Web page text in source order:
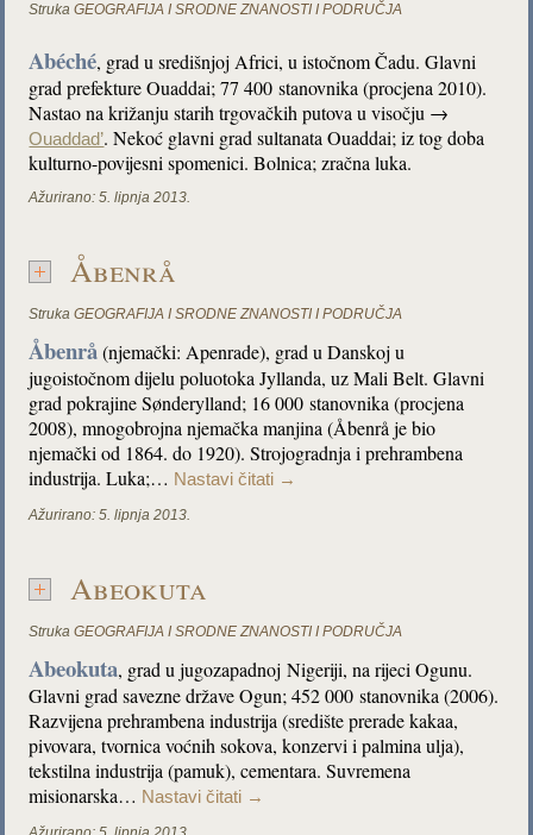
Struka GEOGRAFIJA I SRODNE ZNANOSTI I PODRUČJA
Abéché, grad u središnjoj Africi, u istočnom Čadu. Glavni
grad prefekture Ouaddai; 77 400 stanovnika (procjena 2010).
Nastao na križanju starih trgovačkih putova u visočju →
Ouaddad’. Nekoć glavni grad sultanata Ouaddai; iz tog doba
kulturno-povijesni spomenici. Bolnica; zračna luka.
Ažurirano: 5. lipnja 2013.
Åbenrå
Struka GEOGRAFIJA I SRODNE ZNANOSTI I PODRUČJA
Åbenrå(njemački: Apenrade), grad u Danskoj u
jugoistočnom dijelu poluotoka Jyllanda, uz Mali Belt. Glavni
grad pokrajine Sønderylland; 16 000 stanovnika (procjena
2008), mnogobrojna njemačka manjina (Åbenrå je bio
njemački od 1864. do 1920). Strojogradnja i prehrambena
industrija. Luka;… Nastavi čitati →
Ažurirano: 5. lipnja 2013.
Abeokuta
Struka GEOGRAFIJA I SRODNE ZNANOSTI I PODRUČJA
Abeokuta, grad u jugozapadnoj Nigeriji, na rijeci Ogunu.
Glavni grad savezne države Ogun; 452 000 stanovnika (2006).
Razvijena prehrambena industrija (središte prerade kakaa,
pivovara, tvornica voćnih sokova, konzervi i palmina ulja),
tekstilna industrija (pamuk), cementara. Suvremena
misionarska… Nastavi čitati →